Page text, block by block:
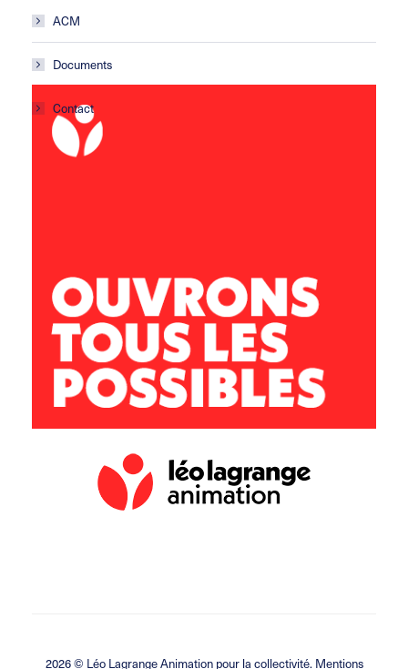
ACM
Documents
Contact
04 68 41 43 04 / 06 73 84 52 18
2026 © Léo Lagrange Animationpour la collectivité. Mentions